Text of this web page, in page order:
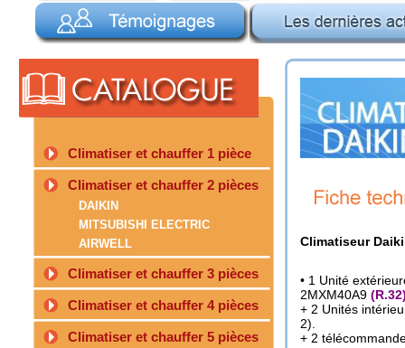
Climatiser et chauffer 1 pièce
Climatiser et chauffer 2 pièces
DAIKIN
MITSUBISHI ELECTRIC
AIRWELL
Climatiser et chauffer 3 pièces
Climatiser et chauffer 4 pièces
Climatiser et chauffer 5 pièces
Climatiseur
• 1 Unité
2MXM40A9
+ 2 Unités
2).
+ 2